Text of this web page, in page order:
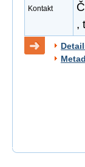
Kontakt
,